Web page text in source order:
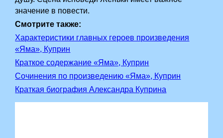
значение в повести.
Смотрите также:
Характеристики главных героев произведения
«Яма», Куприн
Краткое содержание «Яма», Куприн
Сочинения по произведению «Яма», Куприн
Краткая биография Александра Куприна